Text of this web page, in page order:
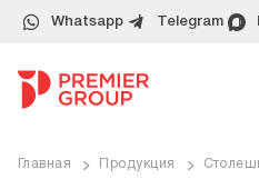
Whatsapp Telegram
Главная Продукция